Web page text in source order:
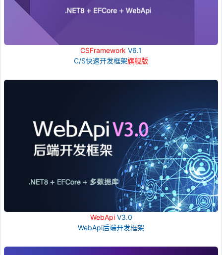
CSFramework V6.1
C/S快速开发框架旗舰版
WebApiV3.0
WebApi后端开发框架